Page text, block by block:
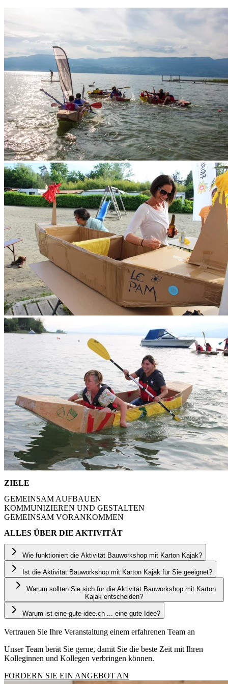
ZIELE
GEMEINSAM AUFBAUEN
KOMMUNIZIEREN UND GESTALTEN
GEMEINSAM VORANKOMMEN
ALLES ÜBER DIE AKTIVITÄT
Wie funktioniert die Aktivität Bauworkshop mit Karton Kajak?
Die Aktivität Bauworkshop mit Karton Kajak bietet die
Möglichkeit, als Team ein Boot aus Pappe zu bauen! Mit nichts als
Pappe, Klebeband und einer Bauanleitung müsst ihr euch euer Boot
ausdenken, entwerfen und zusammenbauen. Sobald euer Schiff
fertig ist, könnt ihr euch ein Rennen liefern, um herauszufinden,
welches Team als erstes die Ziellinie überquert!
Ist die Aktivität Bauworkshop mit Karton Kajak für Sie geeignet?
Suchen Sie eine kreative, kollaborative und herausfordernde
Aktivität, die Kommunikation, Teamgeist und Einfallsreichtum
stärkt?
Dann ja, die Aktivität Bauworkshop mit Karton Kajak ist perfekt für
Einzelnen steht im Mittelpunkt dieser Herausforderung, bei der jeder
Teilnehmer zum gemeinsamen Erfolg beiträgt.
Warum sollten Sie sich für die Aktivität Bauworkshop mit Karton
Kajak entscheiden?
Weil Bauworkshop mit Karton Kajak eine für alle zugängliche
Teamzusammenhalt miteinander verbindet. Tauchen Sie ein in eine
dynamischen und geselligen Atmosphäre stattfindet!
Warum ist eine-gute-idee.ch ... eine gute Idee?
Denn unser Team gibt Vollgas… mit Karton!
Mit fast 20 Jahren Erfahrung organisieren wir Aktivitäten auf
Französisch, Deutsch und Englisch in der ganzen Schweiz. Eine
dynamisches Team. Kurzum, eine wirklich gute Idee für Ihre
Vertrauen Sie Ihre Veranstaltung einem erfahrenen Team an
Unser Team berät Sie gerne, damit Sie die beste Zeit mit Ihren
Kolleginnen und Kollegen verbringen können.
FORDERN SIE EIN ANGEBOT AN